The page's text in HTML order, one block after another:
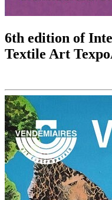
6th edition of
Textile Art